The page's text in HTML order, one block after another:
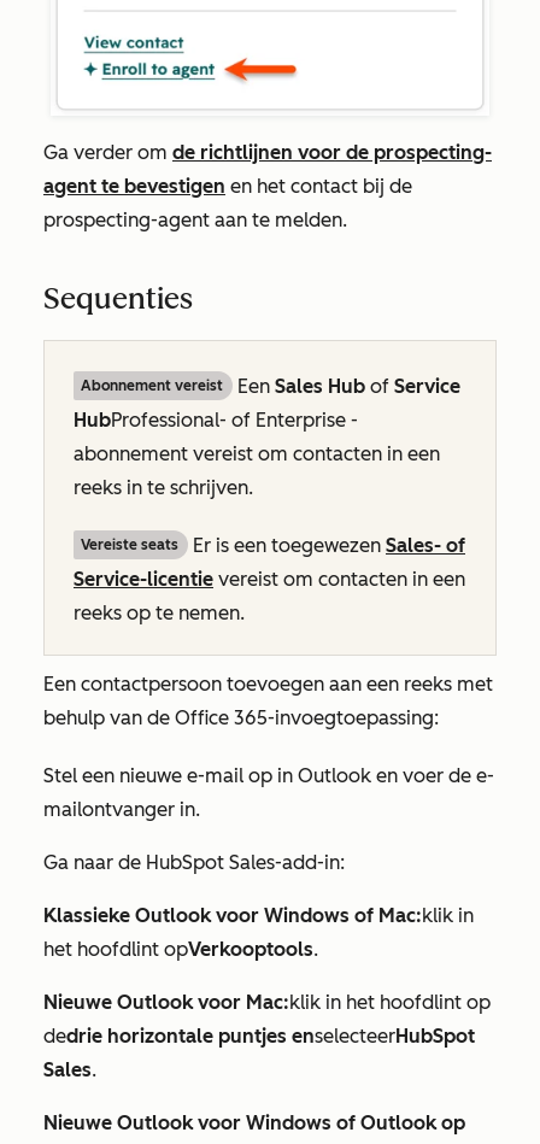
Ga verder om de richtlijnen voor de prospecting-
agent te bevestigen en het contact bij de
prospecting-agent aan te melden.
Sequenties
Abonnement vereist Een Sales Hub of Service
HubProfessional- of Enterprise -
abonnement vereist om contacten in een
reeks in te schrijven.
Vereiste seats Er is een toegewezen Sales- of
Service-licentie vereist om contacten in een
reeks op te nemen.
Een contactpersoon toevoegen aan een reeks met
behulp van de Office 365-invoegtoepassing:
Stel een nieuwe e-mail op in Outlook en voer de e-
mailontvanger in.
Ga naar de HubSpot Sales-add-in:
Klassieke Outlook voor Windows of Mac:klik in
het hoofdlint opVerkooptools.
Nieuwe Outlook voor Mac:klik in het hoofdlint op
dedrie horizontale puntjes enselecteerHubSpot
Sales.
Nieuwe Outlook voor Windows of Outlook op